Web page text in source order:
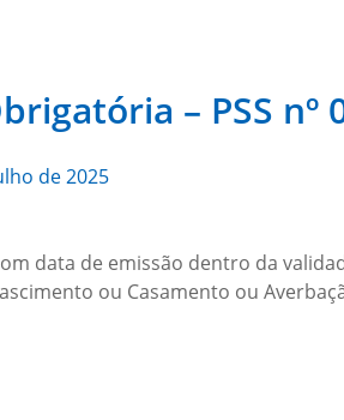
– PSS nº
de 2025
data de emissão dentro da
ou Casamento ou